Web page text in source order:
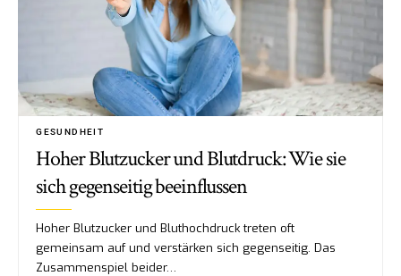
GESUNDHEIT
Hoher Blutzucker und Blutdruck: Wie sie
sich gegenseitig beeinflussen
Hoher Blutzucker und Bluthochdruck treten oft
gemeinsam auf und verstärken sich gegenseitig. Das
Zusammenspiel beider…